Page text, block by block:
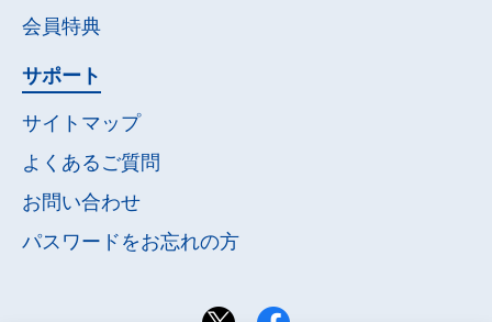
会員特典
サポート
サイトマップ
よくあるご質問
お問い合わせ
パスワードをお忘れの方